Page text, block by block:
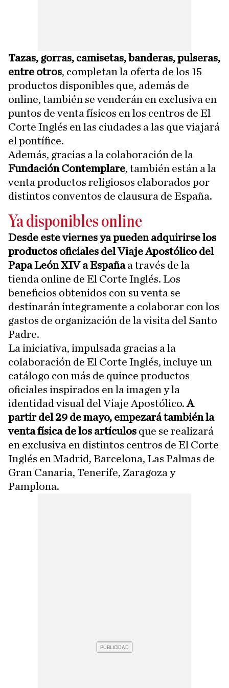
Tazas, gorras, camisetas, banderas, pulseras,
entre otros, completan la oferta de los 15
productos disponibles que, además de
online, también se venderán en exclusiva en
puntos de venta físicos en los centros de El
Corte Inglés en las ciudades a las que viajará
el pontífice.
Además, gracias a la colaboración de la
Fundación Contemplare, también están a la
venta productos religiosos elaborados por
distintos conventos de clausura de España.
Ya disponibles online
Desde este viernes ya pueden adquirirse los
productos oficiales del Viaje Apostólico del
Papa León XIV a Españaa través de la
tienda online de El Corte Inglés. Los
beneficios obtenidos con su venta se
destinarán íntegramente a colaborar con los
gastos de organización de la visita del Santo
Padre.
La iniciativa, impulsada gracias a la
colaboración de El Corte Inglés, incluye un
catálogo con más de quince productos
oficiales inspirados en la imagen y la
identidad visual del Viaje Apostólico.A
partir del 29 de mayo, empezará también la
venta física de los artículos que se realizará
en exclusiva en distintos centros de El Corte
Inglés en Madrid, Barcelona, Las Palmas de
Gran Canaria, Tenerife, Zaragoza y
Pamplona.